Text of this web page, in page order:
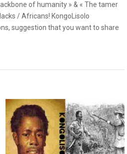
of humanity » & « The tamer
/ Africans! KongoLisolo
suggestion that you want to share